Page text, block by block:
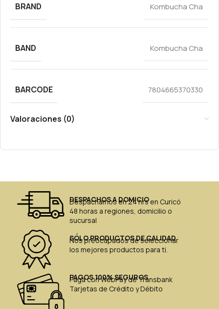
BRAND Kombucha Cha
BAND Kombucha Cha
BARCODE 7804665370330
Valoraciones (0)
DESPACHOS A DOMICIO
Despachamos en 24 hrs en Curicó
48 horas a regiones, domicilio o
sucursal
SÓLO PRODUCTOS DE CALIDAD
Nos preocupados de seleccionar
los mejores productos para ti.
PAGOS 100% SEGUROS
Paga con WebPay de Transbank
Tarjetas de Crédito y Débito